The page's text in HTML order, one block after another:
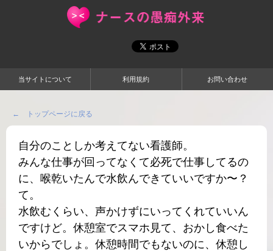
当サイトについて 利用規約 お問い合わせ
← トップページに戻る
自分のことしか考えてない看護師。
みんな仕事が回ってなくて必死で仕事してるの
に、喉乾いたんで水飲んできていいですか〜？
て。
水飲むくらい、声かけずにいってくれていいん
ですけど。休憩室でスマホ見て、おかし食べた
いからでしょ。休憩時間でもないのに、休憩し